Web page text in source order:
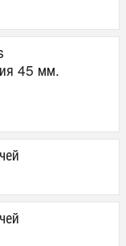
45 мм.